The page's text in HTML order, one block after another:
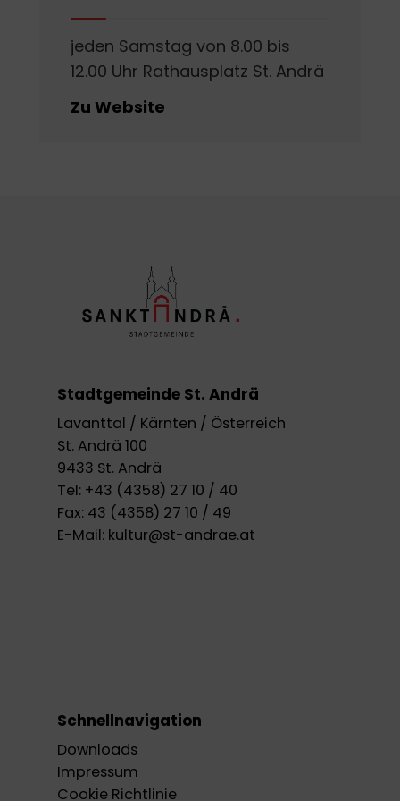
jeden Samstag von 8.00 bis
12.00 Uhr Rathausplatz St. Andrä
Zu Website
Stadtgemeinde St. Andrä
Lavanttal / Kärnten / Österreich
St. Andrä 100
9433 St. Andrä
Tel: +43 (4358) 27 10 / 40
Fax: 43 (4358) 27 10 / 49
E-Mail: kultur@st-andrae.at
Schnellnavigation
Downloads
Impressum
Cookie Richtlinie